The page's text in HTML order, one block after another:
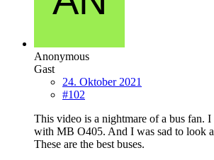
Anonymous
Gast
24. Oktober 2021
#102
This video is a nightmare of a bus fan.
with MB O405. And I was sad to look
These are the best buses.